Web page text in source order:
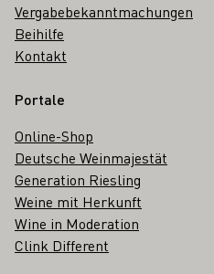
Vergabebekanntmachungen
Beihilfe
Kontakt
Portale
Online-Shop
Deutsche Weinmajestät
Generation Riesling
Weine mit Herkunft
Wine in Moderation
Clink Different